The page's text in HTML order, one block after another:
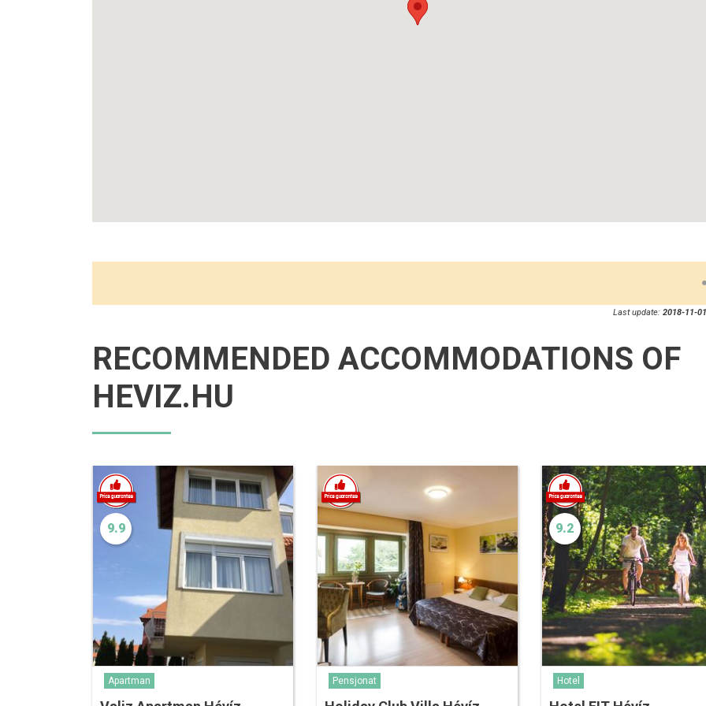
Last update: 2018-11-
RECOMMENDED ACCOMMODATIONS OF
HEVIZ.HU
9.9
Apartman Pensjonat
9.2
Hotel